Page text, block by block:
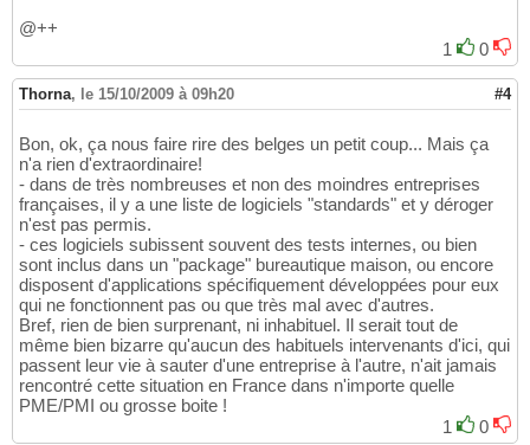
@++
1
0
Thorna, le 15/10/2009 à 09h20 #4
Bon, ok, ça nous faire rire des belges un petit coup... Mais ça
n'a rien d'extraordinaire!
- dans de très nombreuses et non des moindres entreprises
françaises, il y a une liste de logiciels "standards" et y déroger
n'est pas permis.
- ces logiciels subissent souvent des tests internes, ou bien
sont inclus dans un "package" bureautique maison, ou encore
disposent d'applications spécifiquement développées pour eux
qui ne fonctionnent pas ou que très mal avec d'autres.
Bref, rien de bien surprenant, ni inhabituel. Il serait tout de
même bien bizarre qu'aucun des habituels intervenants d'ici, qui
passent leur vie à sauter d'une entreprise à l'autre, n'ait jamais
rencontré cette situation en France dans n'importe quelle
PME/PMI ou grosse boite !
1
0